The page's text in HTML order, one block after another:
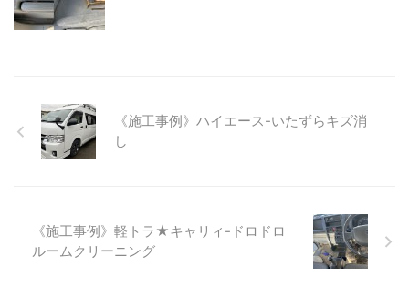
《施工事例》ハイエース-いたずらキズ消
し
《施工事例》軽トラ★キャリィ-ドロドロ
ルームクリーニング